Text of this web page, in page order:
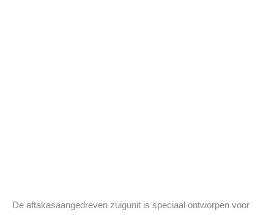
De aftakasaangedreven zuigunit is speciaal ontworpen voor